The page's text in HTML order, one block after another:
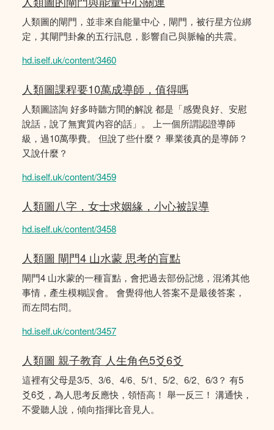
人類圖的閘門，並非來自能量中心，閘門，被行星方位綁
定，其閘門卦象的五行訊息，影響自己與脈輪的共震。
hd.iself.uk/content/3460
人類圖課程要10萬成導師，值得嗎
人類圖諮詢 好多時聽方間的解說 都是「感覺良好、安慰
說話，說了無實質內容的話」。 上一個所謂認證導師
級，過10萬學費。 但說了些什麼？ 畢業後真的是導師？
又說什麼？
hd.iself.uk/content/3459
人類圖八字，女士求姻緣，小心被誤導
hd.iself.uk/content/3458
人類圖 閘門4 山水蒙 思考的盲點
閘門4 山水蒙的一種盲點，會把過去部份記憶，混淆其他
事情，產生模糊誤會。 會覺得他人答案不是最後答案，
而左問右問。
hd.iself.uk/content/3457
人類圖 親子教育 人生角色5爻6爻
這裡有父母是3/5、3/6、4/6、5/1、5/2、6/2、6/3？ 有5
爻6爻，為人思考反應快，領悟高！ 舉一反三！ 溝通快，
不愛聽人說，傾向指揮比音見人。